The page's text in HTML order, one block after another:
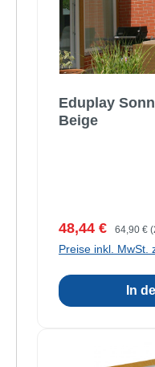
Eduplay
Beige
Verkaufspreis:
48,44 € 64,90 €
Preise inkl. MwSt.
In